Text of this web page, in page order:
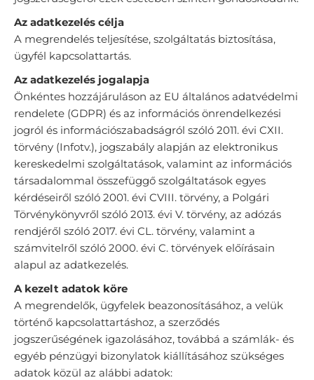
Az adatkezelés célja
A megrendelés teljesítése, szolgáltatás biztosítása,
ügyfél kapcsolattartás.
Az adatkezelés jogalapja
Önkéntes hozzájáruláson az EU általános adatvédelmi
rendelete (GDPR) és az információs önrendelkezési
jogról és információszabadságról szóló 2011. évi CXII.
törvény (Infotv.), jogszabály alapján az elektronikus
kereskedelmi szolgáltatások, valamint az információs
társadalommal összefüggő szolgáltatások egyes
kérdéseiről szóló 2001. évi CVIII. törvény, a Polgári
Törvénykönyvről szóló 2013. évi V. törvény, az adózás
rendjéről szóló 2017. évi CL. törvény, valamint a
számvitelről szóló 2000. évi C. törvények előírásain
alapul az adatkezelés.
A kezelt adatok köre
A megrendelők, ügyfelek beazonosításához, a velük
történő kapcsolattartáshoz, a szerződés
jogszerűségének igazolásához, továbbá a számlák- és
egyéb pénzügyi bizonylatok kiállításához szükséges
adatok közül az alábbi adatok: